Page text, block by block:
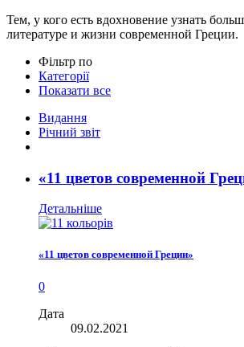
Тем, у кого есть вдохновение узнать
литературе и жизни современной Греции.
Фільтр по
Категорії
Показати все
Видання
Річний звіт
«11 цветов современной
Детальніше
«11 цветов современной Греции»
0
Дата
09.02.2021